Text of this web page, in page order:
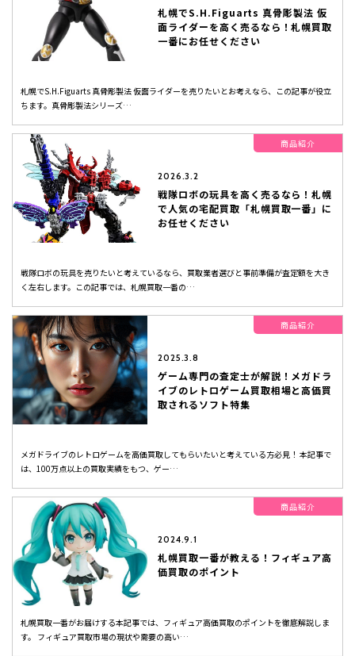
札幌でS.H.Figuarts 真骨彫製法 仮
面ライダーを高く売るなら！札幌買取
一番にお任せください
札幌でS.H.Figuarts 真骨彫製法 仮面ライダーを売りたいとお考えなら、この記事が役立
ちます。真骨彫製法シリーズ…
商品紹介
2026.3.2
戦隊ロボの玩具を高く売るなら！札幌
で人気の宅配買取「札幌買取一番」に
お任せください
戦隊ロボの玩具を売りたいと考えているなら、買取業者選びと事前準備が査定額を大き
く左右します。この記事では、札幌買取一番の…
商品紹介
2025.3.8
ゲーム専門の査定士が解説！メガドラ
イブのレトロゲーム買取相場と高価買
取されるソフト特集
メガドライブのレトロゲームを高価買取してもらいたいと考えている方必見！ 本記事で
は、100万点以上の買取実績をもつ、ゲー…
商品紹介
2024.9.1
札幌買取一番が教える！フィギュア高
価買取のポイント
札幌買取一番がお届けする本記事では、フィギュア高価買取のポイントを徹底解説しま
す。 フィギュア買取市場の現状や需要の高い…